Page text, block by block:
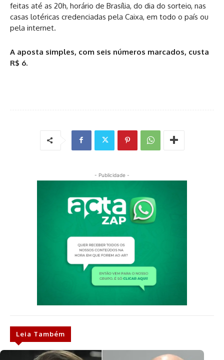
feitas até as 20h, horário de Brasília, do dia do sorteio, nas
casas lotéricas credenciadas pela Caixa, em todo o país ou
pela internet.
A aposta simples, com seis números marcados, custa
R$ 6.
- Publicidade -
Leia Também